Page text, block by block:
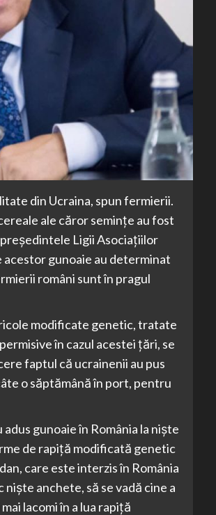
din Ucraina, spun fermierii.
ale căror semințe au fost
Ligii Asociațiilor
acestor gunoaie au determinat
români sunt în pragul
modificate genetic, tratate
în cazul acestei țări, se
faptul că ucrainenii au pus
o săptămână în port, pentru
gunoaie în România la niște
de rapiță modificată genetic
care este interzis în România
anchete, să se vadă cine a
lacomi în a lua rapiță